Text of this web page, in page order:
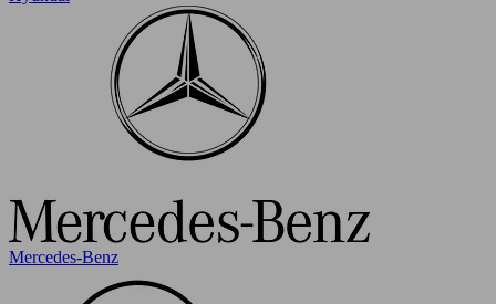
Mercedes-Benz